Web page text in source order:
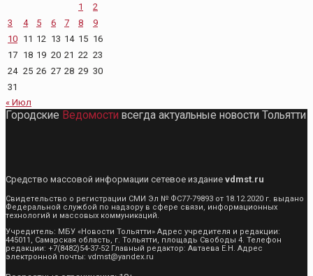
1
2
3
4 5 6 7 8
9
10 11 12 13 14 15 16
17 18 19 20 21 22 23
24 25 26 27 28 29 30
31
« Июл
Городские Ведомости всегда актуальные новости Тольятти
Средство массовой информации сетевое издание vdmst.ru
Свидетельство о регистрации СМИ Эл № ФС77-79893 от 18.12.2020 г. выдано
Федеральной службой по надзору в сфере связи, информационных
технологий и массовых коммуникаций.
Учредитель: МБУ «Новости Тольятти» Адрес учредителя и редакции:
445011, Самарская область, г. Тольятти, площадь Свободы 4. Телефон
редакции: +7(8482)54-37-52 Главный редактор: Автаева Е.Н. Адрес
электронной почты: vdmst@yandex.ru